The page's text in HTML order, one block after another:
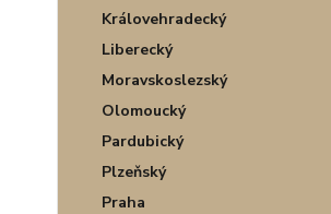
Královehradecký
Liberecký
Moravskoslezský
Olomoucký
Pardubický
Plzeňský
Praha